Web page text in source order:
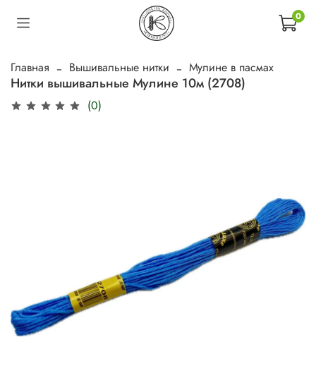
0
Главная Вышивальные нитки Мулине в пасмах
Нитки вышивальные Мулине 10м (2708)
(0)